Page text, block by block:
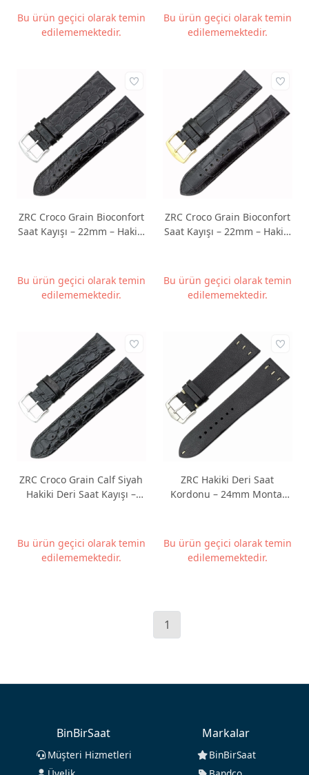
Bu ürün geçici olarak temin
edilememektedir.
Bu ürün geçici olarak temin
edilememektedir.
ZRC Croco Grain Bioconfort
Saat Kayışı – 22mm – Hakiki
Bu ürün geçici olarak temin
edilememektedir.
ZRC Croco Grain Bioconfort
Saat Kayışı – 22mm – Hakiki
Bu ürün geçici olarak temin
edilememektedir.
ZRC Croco Grain Calf Siyah
Hakiki Deri Saat Kayışı –
Bu ürün geçici olarak temin
edilememektedir.
ZRC Hakiki Deri Saat
Kordonu – 24mm Montaj
Bu ürün geçici olarak temin
edilememektedir.
1
BinBirSaat
Müşteri Hizmetleri
Markalar
BinBirSaat